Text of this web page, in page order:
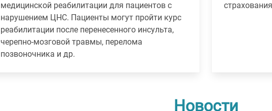
медицинской реабилитации для пациентов с
нарушением ЦНС. Пациенты могут пройти курс
реабилитации после перенесенного инсульта,
черепно-мозговой травмы, перелома
позвоночника и др.
Новости